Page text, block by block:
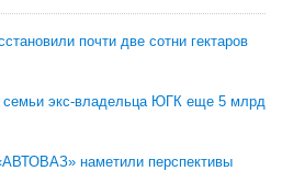
почти две сотни гектаров
семьи экс-владельца ЮГК еще 5 млрд
наметили перспективы